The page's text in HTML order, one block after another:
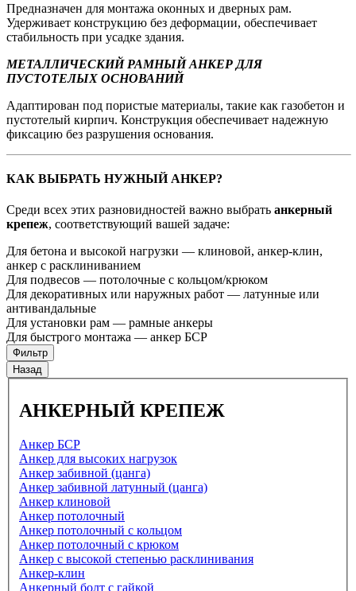
Предназначен для монтажа оконных и дверных рам.
Удерживает конструкцию без деформации, обеспечивает
стабильность при усадке здания.
МЕТАЛЛИЧЕСКИЙ РАМНЫЙ АНКЕР ДЛЯ
ПУСТОТЕЛЫХ ОСНОВАНИЙ
Адаптирован под пористые материалы, такие как газобетон и
пустотелый кирпич. Конструкция обеспечивает надежную
фиксацию без разрушения основания.
КАК ВЫБРАТЬ НУЖНЫЙ АНКЕР?
Среди всех этих разновидностей важно выбрать анкерный
крепеж, соответствующий вашей задаче:
Для бетона и высокой нагрузки — клиновой, анкер-клин,
анкер с расклиниванием
Для подвесов — потолочные с кольцом/крюком
Для декоративных или наружных работ — латунные или
антивандальные
Для установки рам — рамные анкеры
Для быстрого монтажа — анкер БСР
Фильтр
Назад
АНКЕРНЫЙ КРЕПЕЖ
Анкер БСР
Анкер для высоких нагрузок
Анкер забивной (цанга)
Анкер забивной латунный (цанга)
Анкер клиновой
Анкер потолочный
Анкер потолочный с кольцом
Анкер потолочный с крюком
Анкер с высокой степенью расклинивания
Анкер-клин
Анкерный болт с гайкой